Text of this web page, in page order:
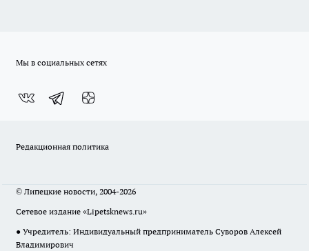
Мы в социальных сетях
Редакционная политика
© Липецкие новости, 2004-2026
Сетевое издание «Lipetsknews.ru»
● Учредитель: Индивидуальный предприниматель Суворов Алексей
Владимирович